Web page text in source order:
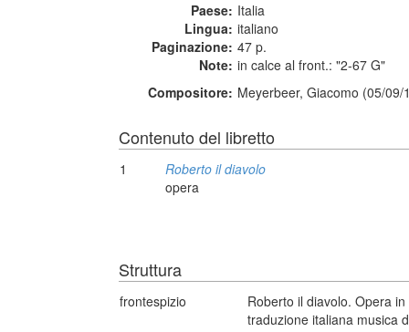
Paese: Italia
Lingua: italiano
Paginazione: 47 p.
Note: in calce al front.: "2-67 G"
Compositore: Meyerbeer, Giacomo (05/
Contenuto del libretto
1
Roberto il diavolo
opera
Struttura
frontespizio
Roberto il diavolo. Opera
traduzione italiana musica